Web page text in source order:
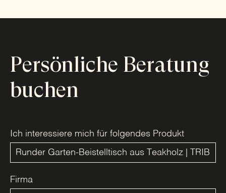
Persönliche Beratung
buchen
Ich interessiere mich für folgendes Produkt
Firma